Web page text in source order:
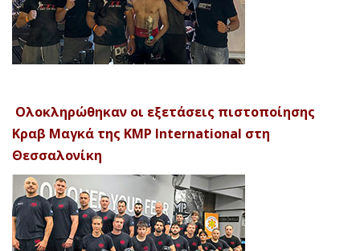
Ολοκληρώθηκαν οι εξετάσεις πιστοποίησης
Κραβ Μαγκά της KMP International στη
Θεσσαλονίκη